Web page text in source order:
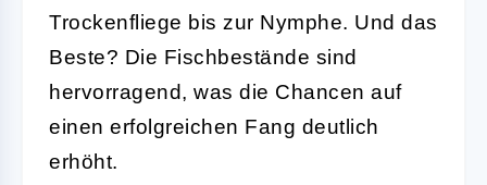
Trockenfliege bis zur Nymphe. Und das
Beste? Die Fischbestände sind
hervorragend, was die Chancen auf
einen erfolgreichen Fang deutlich
erhöht.